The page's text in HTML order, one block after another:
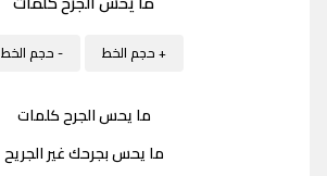
+ حجم الخط - حجم الخط
ما يحس الجرح كلمات
ما يحس بجرحك غير الجريح